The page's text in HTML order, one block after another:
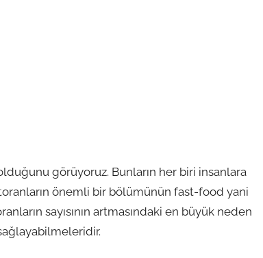
görüyoruz. Bunların her biri insanlara
önemli bir bölümünün fast-food yani
sayısının artmasındaki en büyük neden